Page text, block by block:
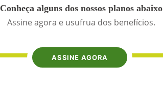
Conheça alguns dos nossos planos abaixo
Assine agora e usufrua dos benefícios.
ASSINE AGORA